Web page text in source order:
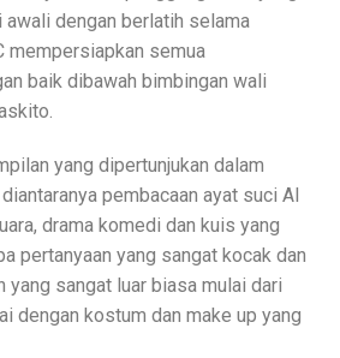
awali dengan berlatih selama
mempersiapkan semua
baik dibawah bimbingan wali
yang dipertunjukan dalam
pembacaan ayat suci Al
drama komedi dan kuis yang
pertanyaan yang sangat kocak dan
yang sangat luar biasa mulai dari
dengan kostum dan make up yang